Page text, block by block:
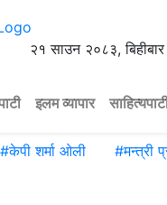
२१ साउन २०८३, बिहीबार
इलम व्यापार
#केपी शर्मा ओली #मन्त्री